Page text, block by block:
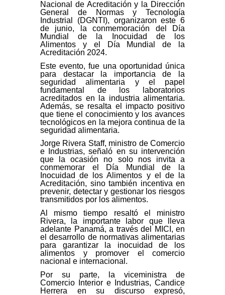
Nacional de Acreditación y la Dirección
General de Normas y Tecnología
Industrial (DGNTI), organizaron este 6
de junio, la conmemoración del Día
Mundial de la Inocuidad de los
Alimentos y el Día Mundial de la
Acreditación 2024.
Este evento, fue una oportunidad única
para destacar la importancia de la
seguridad alimentaria y el papel
fundamental de los laboratorios
acreditados en la industria alimentaria.
Además, se resalta el impacto positivo
que tiene el conocimiento y los avances
tecnológicos en la mejora continua de la
seguridad alimentaria.
Jorge Rivera Staff, ministro de Comercio
e Industrias, señaló en su intervención
que la ocasión no solo nos invita a
conmemorar el Día Mundial de la
Inocuidad de los Alimentos y el de la
Acreditación, sino también incentiva en
prevenir, detectar y gestionar los riesgos
transmitidos por los alimentos.
Al mismo tiempo resaltó el ministro
Rivera, la importante labor que lleva
adelante Panamá, a través del MICI, en
el desarrollo de normativas alimentarias
para garantizar la inocuidad de los
alimentos y promover el comercio
nacional e internacional.
Por su parte, la viceministra de
Comercio Interior e Industrias, Candice
Herrera en su discurso expresó,